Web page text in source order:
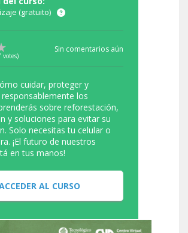
(gratuito)
votes)
Sin comentarios aún
cuidar, proteger y
los
sobre reforestación,
y soluciones para evitar su
Solo necesitas tu celular o
¡El futuro de nuestros
en tus manos!
AL CURSO